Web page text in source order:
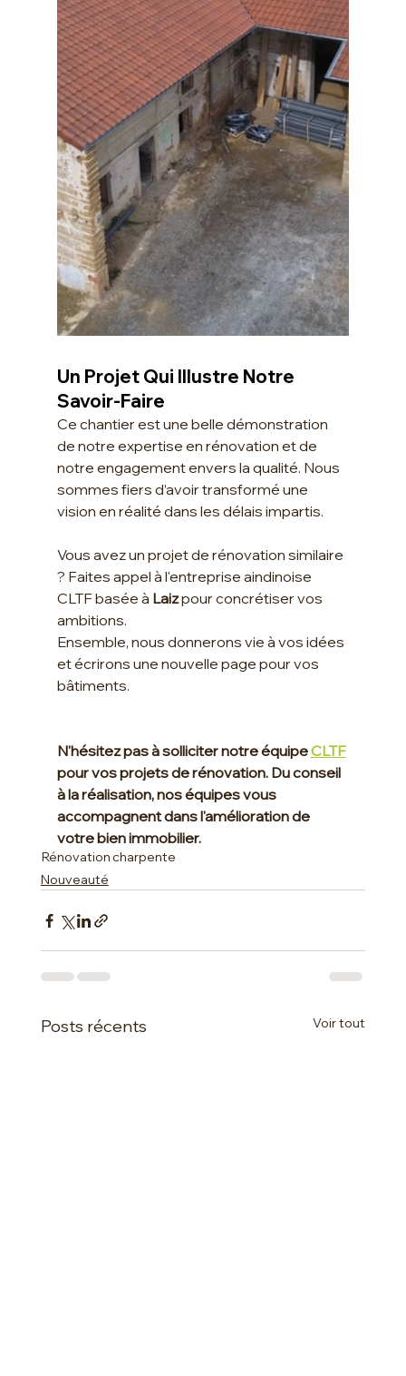
Un Projet Qui Illustre Notre
Savoir-Faire
Ce chantier est une belle démonstration
de notre expertise en rénovation et de
notre engagement envers la qualité. Nous
sommes fiers d’avoir transformé une
vision en réalité dans les délais impartis.
Vous avez un projet de rénovation similaire
? Faites appel à l'entreprise aindinoise
CLTF basée à Laiz pour concrétiser vos
ambitions.
Ensemble, nous donnerons vie à vos idées
et écrirons une nouvelle page pour vos
bâtiments.
N'hésitez pas à solliciter notre équipe CLTF
pour vos projets de rénovation. Du conseil
à la réalisation, nos équipes vous
accompagnent dans l'amélioration de
votre bien immobilier.
Rénovationcharpente
Nouveauté
Posts récents Voir tout